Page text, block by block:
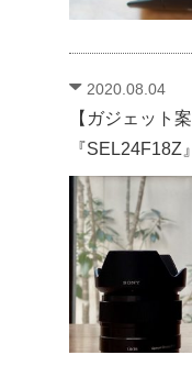
2020.08.04
【ガジェット
『SEL24F18Z